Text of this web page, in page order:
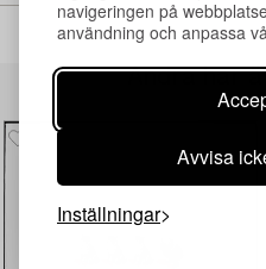
navigeringen på
användning och anpassa
Avvisa
Inställningar
Andra har